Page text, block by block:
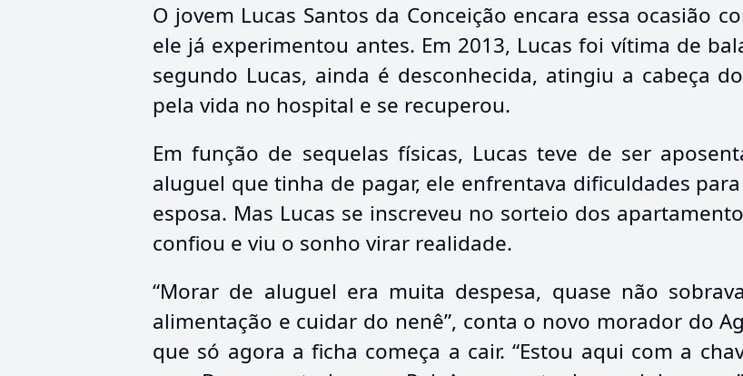
O jovem Lucas Santos da Conceição encara essa ocasião
ele já experimentou antes. Em 2013, Lucas foi vítima de
segundo Lucas, ainda é desconhecida, atingiu a cabeça
pela vida no hospital e se recuperou.
Em função de sequelas físicas, Lucas teve de ser
aluguel que tinha de pagar, ele enfrentava dificuldades
esposa. Mas Lucas se inscreveu no sorteio dos
confiou e viu o sonho virar realidade.
“Morar de aluguel era muita despesa, quase não
alimentação e cuidar do nenê”, conta o novo morador do
que só agora a ficha começa a cair. “Estou aqui com a